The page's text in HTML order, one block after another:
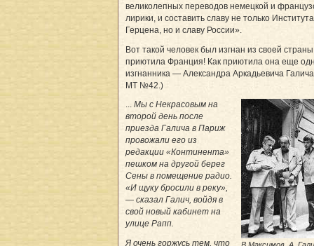
великолепных переводов немецкой и
лирики, и составить славу не только
Герцена, но и славу России».
Вот такой человек был изгнан из своей
приютила Франция! Как приютила она еще
изгнанника — Александра Аркадьевича
МТ №42.)
Мы с Некрасовым на
второй день после
приезда Галича в Париж
провожали его из
редакции «Континента»
пешком на другой берег
Сены в помещение радио.
«И щуку бросили в реку»,
— сказал Галич, войдя в
свой новый кабинет на
улице Рапп.
Я очень горжусь тем, что